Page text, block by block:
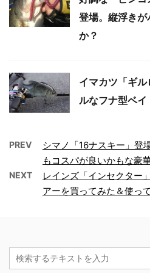
登場。縦浮き
か？
イマカツ「ギ
ルなフナ型ベイ
PREV
シマノ「16ナスキー」登
もコスパが良いかもな豪
NEXT
レインズ「インセクター
アーを買ってみた＆使っ